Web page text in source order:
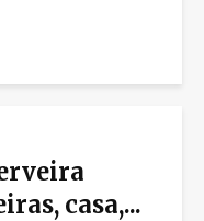
casa,...